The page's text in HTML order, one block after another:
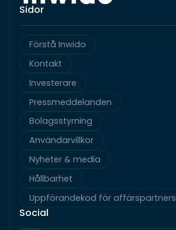
Sidor
Förstå Inwido
Kontakt
Investerare
Pressmeddelanden
Bolagsstyrning
Användarvillkor
Nyheter & media
Hållbarhet
Uppförandekod för affärspartners
Social